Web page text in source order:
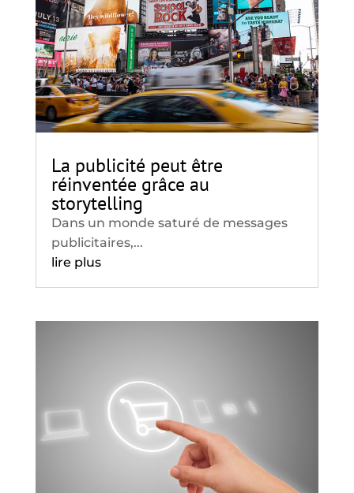
La publicité peut être
réinventée grâce au
storytelling
Dans un monde saturé de messages
publicitaires,...
lire plus